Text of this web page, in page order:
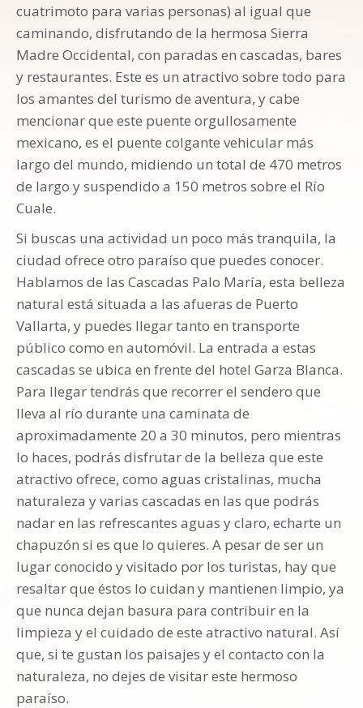
cuatrimoto para varias personas) al igual que
caminando, disfrutando de la hermosa Sierra
Madre Occidental, con paradas en cascadas, bares
y restaurantes. Este es un atractivo sobre todo para
los amantes del turismo de aventura, y cabe
mencionar que este puente orgullosamente
mexicano, es el puente colgante vehicular más
largo del mundo, midiendo un total de 470 metros
de largo y suspendido a 150 metros sobre el Río
Cuale.
Si buscas una actividad un poco más tranquila, la
ciudad ofrece otro paraíso que puedes conocer.
Hablamos de las Cascadas Palo María, esta belleza
natural está situada a las afueras de Puerto
Vallarta, y puedes llegar tanto en transporte
público como en automóvil. La entrada a estas
cascadas se ubica en frente del hotel Garza Blanca.
Para llegar tendrás que recorrer el sendero que
lleva al río durante una caminata de
aproximadamente 20 a 30 minutos, pero mientras
lo haces, podrás disfrutar de la belleza que este
atractivo ofrece, como aguas cristalinas, mucha
naturaleza y varias cascadas en las que podrás
nadar en las refrescantes aguas y claro, echarte un
chapuzón si es que lo quieres. A pesar de ser un
lugar conocido y visitado por los turistas, hay que
resaltar que éstos lo cuidan y mantienen limpio, ya
que nunca dejan basura para contribuir en la
limpieza y el cuidado de este atractivo natural. Así
que, si te gustan los paisajes y el contacto con la
naturaleza, no dejes de visitar este hermoso
paraíso.